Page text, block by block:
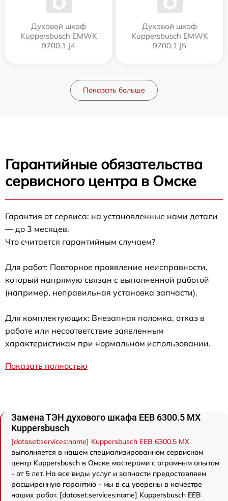
Духовой шкаф
Kuppersbusch EMWK
9700.1 J4
Духовой шкаф
Kuppersbusch EMWK
9700.1 J5
Показать больше
Гарантийные обязательства
сервисного центра в Омске
Гарантия от сервиса: на установленные нами детали
— до 3 месяцев.
Что считается гарантийным случаем?
Для работ: Повторное проявление неисправности,
который напрямую связан с выполненной работой
(например, неправильная установка запчасти).
Для комплектующих: Внезапная поломка, отказ в
работе или несоответствие заявленным
характеристикам при нормальном использовании.
Показать полностью
Замена ТЭН духового шкафа EEB 6300.5 MX
Kuppersbusch
[dataset:services:name] Kuppersbusch EEB 6300.5 MX
выполняется в нашем специализированном сервисном
центр Kuppersbusch в Омске мастерами с огромным опытом
- от 5 лет. На все виды услуг и запчасти предоставляем
расширенную гарантию - мы в сц уверены в качестве
наших работ. [dataset:services:name] Kuppersbusch EEB